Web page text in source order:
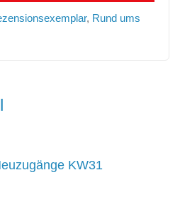
, Rund ums
KW31